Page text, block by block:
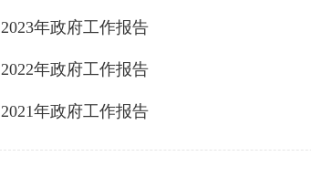
2023年政府工作报告
2022年政府工作报告
2021年政府工作报告